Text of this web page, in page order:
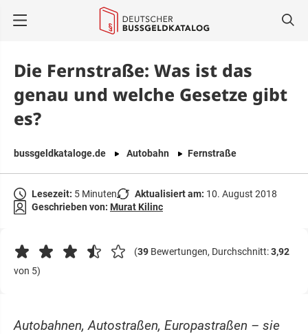
Die Fernstraße: Was ist das
genau und welche Gesetze gibt
es?
bussgeldkataloge.de Autobahn Fernstraße
Lesezeit: 5 Minuten Aktualisiert am: 10. August 2018
Geschrieben von: Murat Kilinc
(39 Bewertungen, Durchschnitt:3,92
von 5)
Autobahnen, Autostraßen, Europastraßen – sie